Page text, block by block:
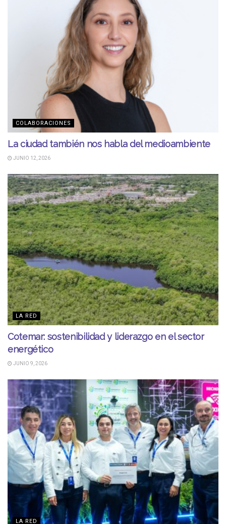
COLABORACIONES
La ciudad también nos habla del medioambiente
JUNIO 12, 2026
LA RED
Cotemar: sostenibilidad y liderazgo en el sector
energético
JUNIO 9, 2026
LA RED